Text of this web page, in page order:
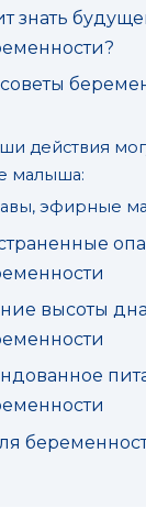
знать
действия
малыша:
эфирные
высоты